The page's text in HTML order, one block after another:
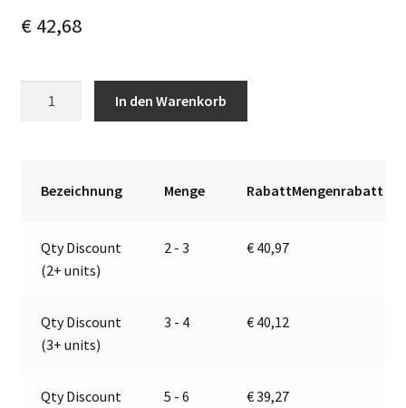
€42,68
Menge
In den Warenkorb
r
t
e
Bezeichnung Menge RabattMengenrabatt
Qty Discount
(2+ units)
2 - 3 € 40,97
Qty Discount
(3+ units)
3 - 4 € 40,12
Qty Discount
5 - 6 €39,27